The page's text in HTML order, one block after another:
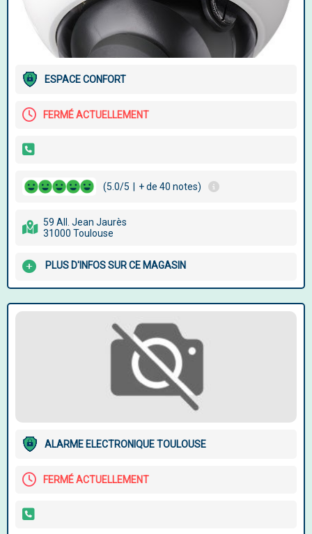
ESPACE CONFORT
FERMÉ ACTUELLEMENT
(5.0/5 + de 40 notes)
59 All. Jean Jaurès
31000 Toulouse
PLUS D'INFOS SUR CE MAGASIN
ALARME ELECTRONIQUE TOULOUSE
FERMÉ ACTUELLEMENT